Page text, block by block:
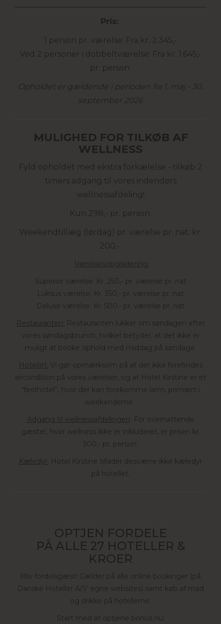
Pris:
1 person pr. værelse: Fra kr. 2.345,-
Ved 2 personer i dobbeltværelse: Fra kr. 1.645,-
pr. person
Opholdet er gældende i perioden fra 1. maj - 30.
september 2026
MULIGHED FOR TILKØB AF
WELLNESS
Fyld opholdet med ekstra forkælelse - tilkøb 2
timers adgang til vores indendørs
wellnessafdeling!
Kun 298,- pr. person
Weekendtillæg (lørdag) pr. værelse pr. nat: kr.
200,-
Værelsesopgradering:
Superior værelse: Kr. 250,- pr. værelse pr. nat
Luksus værelse: Kr. 350,- pr. værelse pr. nat
Deluxe værelse: Kr. 500,- pr. værelse pr. nat
Restauranten: Restauranten lukker om søndagen efter
vores søndagsbrunch, hvilket betyder, at det ikke er
muligt at booke ophold med middag på søndage.
Hotellet: Vi gør opmærksom på at der ikke forefindes
aircondition på vores værelser, og at Hotel Kirstine er et
“festhotel”, hvor der kan forekomme larm, primært i
weekenderne.
Adgang til wellnessafdelingen : For overnattende
gæster, hvor wellness ikke er inkluderet, er prisen kr.
300,- pr. person.
Kæledyr:
Hotel Kirstine tillader desværre ikke kæledyr
på hotellet.
OPTJEN FORDELE
PÅ ALLE 27 HOTELLER &
KROER
Bliv fordelsgæst! Gælder på alle online bookinger (på
Danske Hoteller A/S' egne websites) samt køb af mad
og drikke på hotellerne.
Start med at optjene bonus nu: